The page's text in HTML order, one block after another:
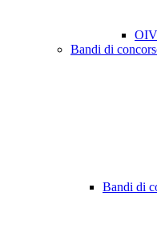
Bandi di
Bandi di